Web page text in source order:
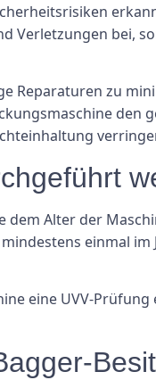
Verletzungen bei,
Reparaturen zu
den
dem Alter der
einmal im
eine UVV-Prüfung